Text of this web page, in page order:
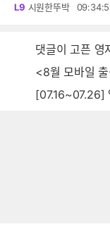
L9 시원한뚜박
댓글이 고픈 영
<8월 모바일
[07.16~07.26] 앱코